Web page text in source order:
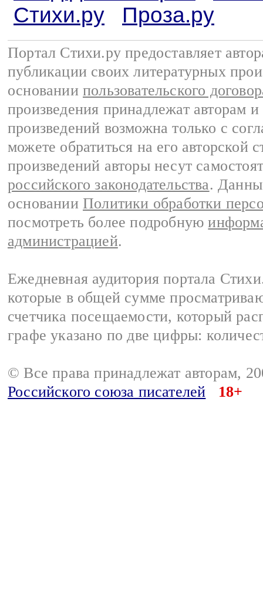
Стихи.ру
Проза.ру
Портал Стихи.ру предоставляет
публикации своих литературных
основании пользовательского
произведения принадлежат авторам
произведений возможна только с
можете обратиться на его авторской
произведений авторы несут
российского законодательства.
основании Политики обработки
посмотреть более подробную
администрацией.
Ежедневная аудитория портала
которые в общей сумме
счетчика посещаемости, который
графе указано по две цифры:
© Все права принадлежат авторам,
Российского союза писателей
18+